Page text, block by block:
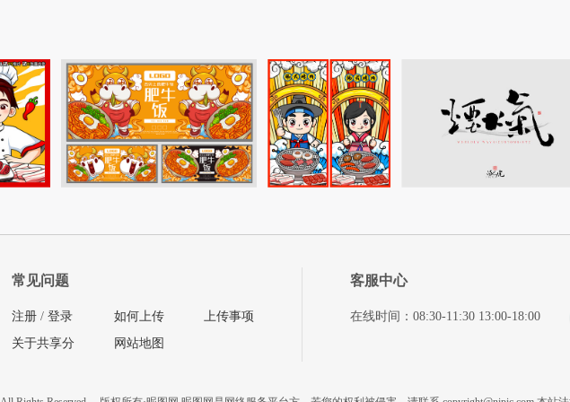
常见问题
注册 / 登录
关于共享分
如何上传
网站地图
上传事项
客服中心
在线时间：08:30-11:30 13:00-18:00